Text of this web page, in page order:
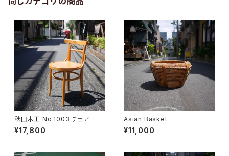
秋田木工 No.1003 チェア
¥17,800
Asian Basket
¥11,000